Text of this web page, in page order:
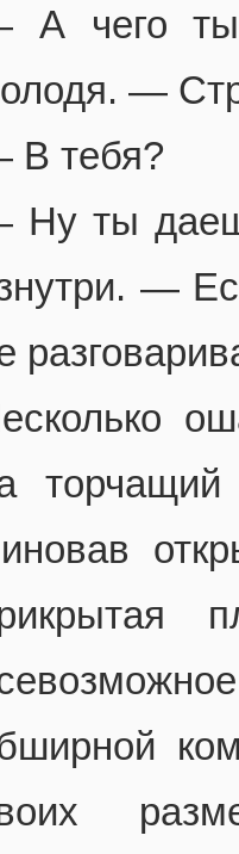
А чего ты
—
В тебя?
Ну ты
—
торчащий